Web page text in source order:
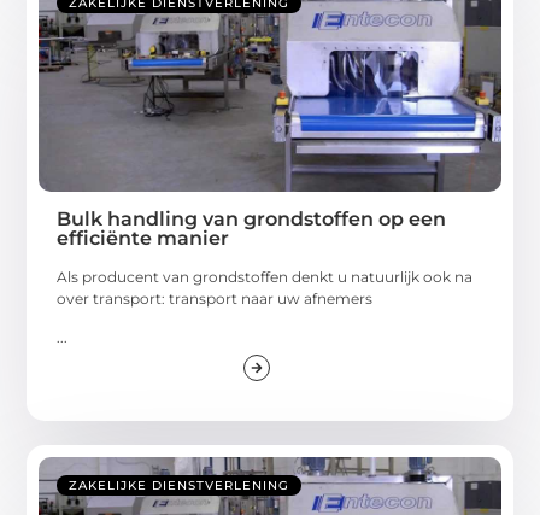
Bulk handling van grondstoffen op een
efficiënte manier
Als producent van grondstoffen denkt u natuurlijk ook na
over transport: transport naar uw afnemers
...
ZAKELIJKE DIENSTVERLENING